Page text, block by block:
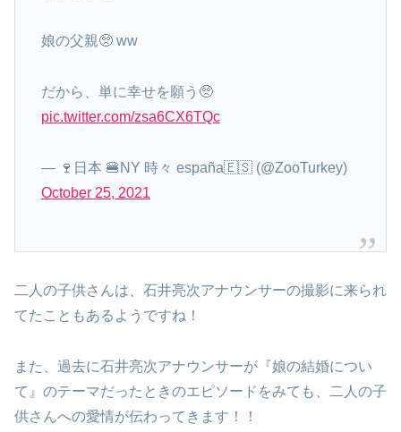
娘の父親🥺 ww
だから、単に幸せを願う🥺
pic.twitter.com/zsa6CX6TQc
— 🍷日本 🍔NY 時々 españa🇪🇸 (@ZooTurkey)
October 25, 2021
二人の子供さんは、石井亮次アナウンサーの撮影に来られ
てたこともあるようですね！
また、過去に石井亮次アナウンサーが『娘の結婚につい
て』のテーマだったときのエピソードをみても、二人の子
供さんへの愛情が伝わってきます！！